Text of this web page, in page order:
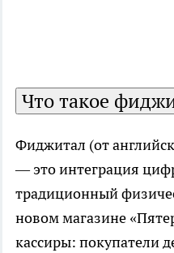
Что такое
Фиджитал (от
— это интеграция
традиционный
новом магазине
кассиры: покупатели